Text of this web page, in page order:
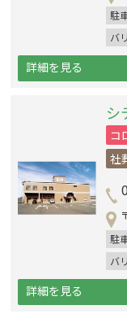
駐
バ
詳細を見る
シ
コ
社
駐
バ
詳細を見る